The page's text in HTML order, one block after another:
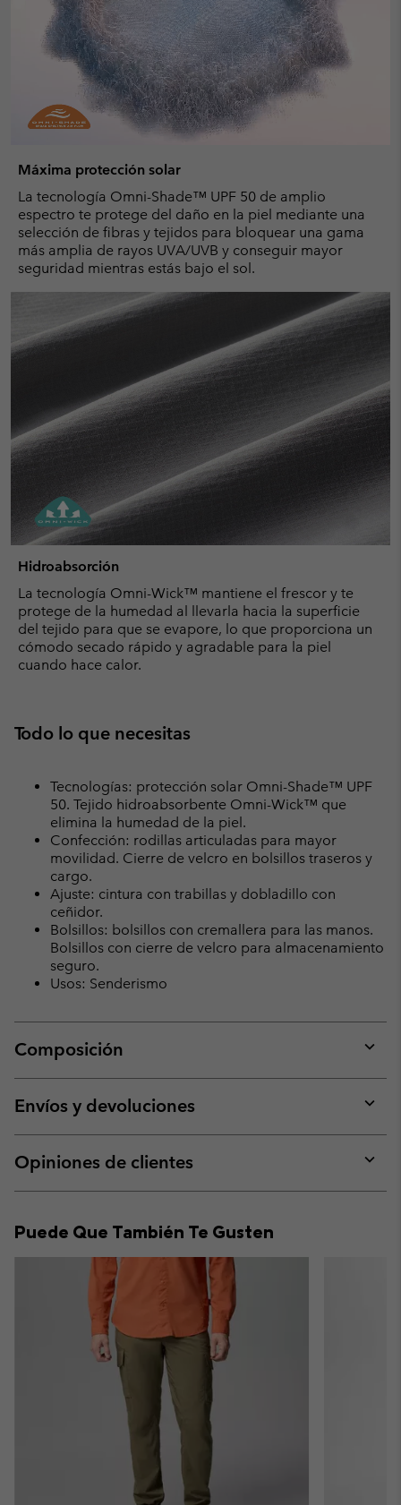
Máxima protección solar
La tecnología Omni-Shade™ UPF 50 de amplio
espectro te protege del daño en la piel mediante una
selección de fibras y tejidos para bloquear una gama
más amplia de rayos UVA/UVB y conseguir mayor
seguridad mientras estás bajo el sol.
Hidroabsorción
La tecnología Omni-Wick™ mantiene el frescor y te
protege de la humedad al llevarla hacia la superficie
del tejido para que se evapore, lo que proporciona un
cómodo secado rápido y agradable para la piel
cuando hace calor.
Todo lo que necesitas
Tecnologías: protección solar Omni-Shade™ UPF
50. Tejido hidroabsorbente Omni-Wick™ que
elimina la humedad de la piel.
Confección: rodillas articuladas para mayor
movilidad. Cierre de velcro en bolsillos traseros y
cargo.
Ajuste: cintura con trabillas y dobladillo con
ceñidor.
Bolsillos: bolsillos con cremallera para las manos.
Bolsillos con cierre de velcro para almacenamiento
seguro.
Usos: Senderismo
Composición
or
Envíos y devoluciones
or
Opiniones de clientes
or
Puede Que También Te Gusten